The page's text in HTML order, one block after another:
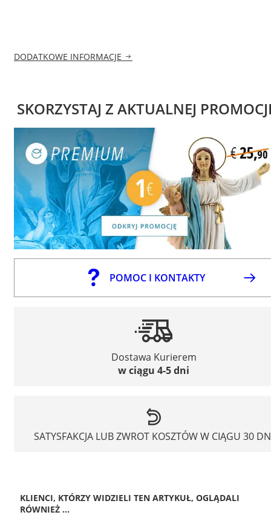
DODATKOWE INFORMACJE
SKORZYSTAJ Z AKTUALNEJ
POMOC I KONTAKTY
Dostawa Kurierem
w ciągu 4-5 dni
SATYSFAKCJA LUB ZWROT KOSZTÓW W CIĄGU 30
KLIENCI, KTÓRZY WIDZIELI TEN ARTYKUŁ, OGLĄDALI
RÓWNIEŻ ...